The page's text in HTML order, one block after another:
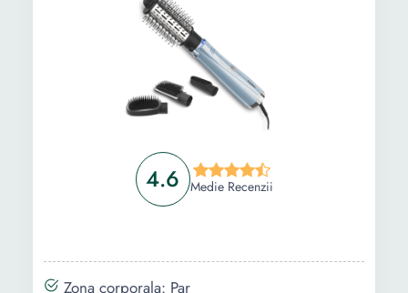
4.6 Medie Recenzii
Zona corporala: Par